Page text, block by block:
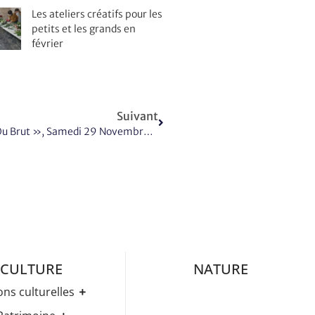
Les ateliers créatifs pour les
petits et les grands en
février
Suivant
Comédie Du Théâtre Du Gourdin : « Le Cid Doux Ou Brut », Samedi 29 Novembre 2025
CULTURE
culturelles
Médiathèque
NATURE